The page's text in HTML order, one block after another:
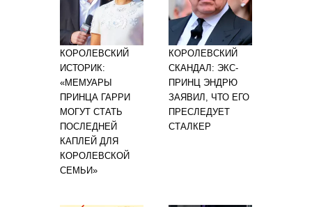
КОРОЛЕВСКИЙ
ИСТОРИК:
«МЕМУАРЫ
ПРИНЦА ГАРРИ
МОГУТ СТАТЬ
ПОСЛЕДНЕЙ
КАПЛЕЙ ДЛЯ
КОРОЛЕВСКОЙ
СЕМЬИ»
КОРОЛЕВСКИЙ
СКАНДАЛ: ЭКС-
ПРИНЦ ЭНДРЮ
ЗАЯВИЛ, ЧТО ЕГО
ПРЕСЛЕДУЕТ
СТАЛКЕР